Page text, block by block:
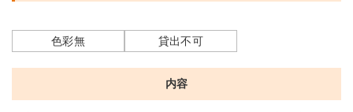
色彩無 貸出不可
内容